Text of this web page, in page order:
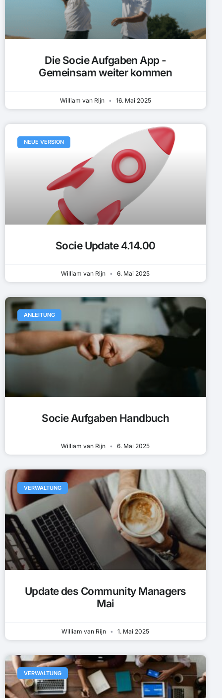
Die Socie Aufgaben App -
Gemeinsam weiter kommen
William van Rijn 16. Mai 2025
NEUE VERSION
Socie Update 4.14.00
William van Rijn 6. Mai 2025
ANLEITUNG
Socie Aufgaben Handbuch
William van Rijn 6. Mai 2025
VERWALTUNG
Update des Community Managers
Mai
William van Rijn 1. Mai 2025
VERWALTUNG